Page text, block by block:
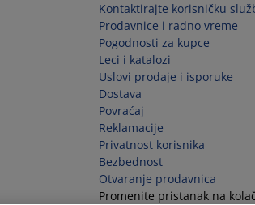
Kontaktirajte korisničku
Prodavnice i radno vreme
Pogodnosti za kupce
Leci i katalozi
Uslovi prodaje i isporuke
Dostava
Povraćaj
Reklamacije
Privatnost korisnika
Bezbednost
Otvaranje prodavnica
Promenite pristanak na